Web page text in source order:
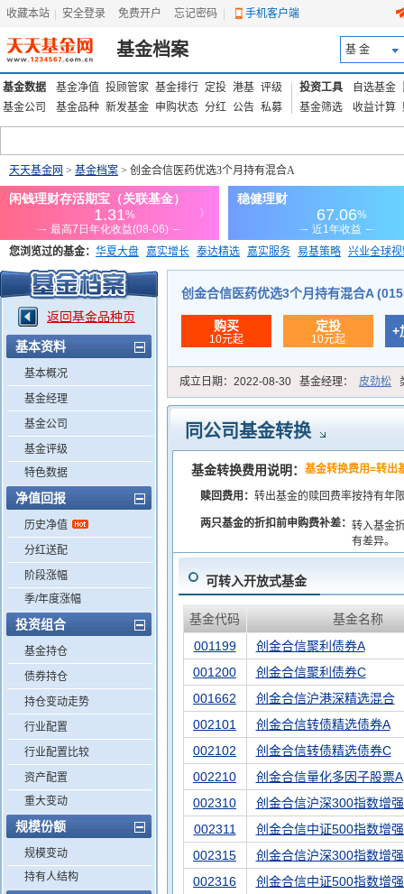
收藏本站 安全登录 免费开户 忘记密码 手机客户端
基金档案 基 金
基金数据 基金净值 投顾管家 基金排行 定投 港基 评级
基金公司
基金品种 新发基金 申购状态 分红 公告 私募
投资工具 自选基金
基金筛选
收益计算
天天基金网 > 基金档案 > 创金合信医药优选3个月持有混合A
您浏览过的基金： 华夏大盘 嘉实增长 泰达精选 嘉实服务 易基策略 兴业全球
添富优势 华安宏利 上证180价值ETF
返回基金品种页
基本资料
基本概况
基金经理
基金公司
基金评级
特色数据
净值回报
历史净值
分红送配
阶段涨幅
季/年度涨幅
投资组合
基金持仓
债券持仓
持仓变动走势
行业配置
行业配置比较
资产配置
重大变动
规模份额
规模变动
持有人结构
创金合信医药优选3个月持有混合A
购买
10元起
定投
10元起
+
成立日期： 2022-08-30 基金经理： 皮劲松
同公司基金转换
基金转换费用说明： 基金转换费用=转出
赎回费用： 转出基金的赎回费率按持有年
两只基金的折扣前申购费补差： 转入基金
有差异。
可转入开放式基金
基金代码
基金名称
001199
创金合信聚利债券A
001200
创金合信聚利债券C
001662
创金合信沪港深精选混合
002101
创金合信转债精选债券A
002102
创金合信转债精选债券C
002210
创金合信量化多因子股票A
002310
创金合信沪深300指数增
002311
创金合信中证500指数增
002315
创金合信沪深300指数增
002316
创金合信中证500指数增